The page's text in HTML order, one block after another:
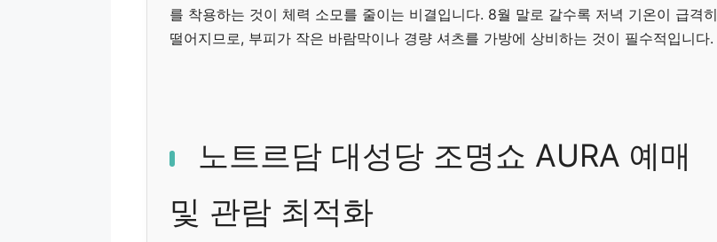
를 착용하는 것이 체력 소모를 줄이는 비결입니다. 8월 말로 갈수록 저녁 기온이 급격히
떨어지므로, 부피가 작은 바람막이나 경량 셔츠를 가방에 상비하는 것이 필수적입니다.
노트르담 대성당 조명쇼 AURA 예매
및 관람 최적화